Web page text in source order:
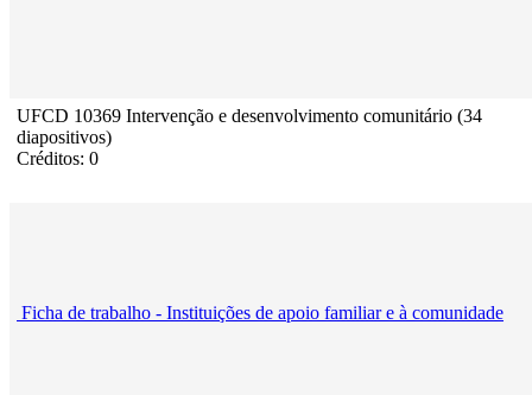
UFCD 10369 Intervenção e desenvolvimento comunitário (34
diapositivos)
Créditos: 0
Ficha de trabalho - Instituições de apoio familiar e à comunidade